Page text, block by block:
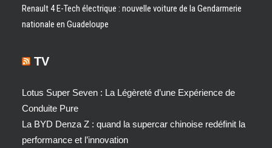
Renault 4 E-Tech électrique : nouvelle voiture de la Gendarmerie
nationale en Guadeloupe
TV
Lotus Super Seven : La Légèreté d’une Expérience de
Conduite Pure
La BYD Denza Z : quand la supercar chinoise redéfinit la
performance et l’innovation